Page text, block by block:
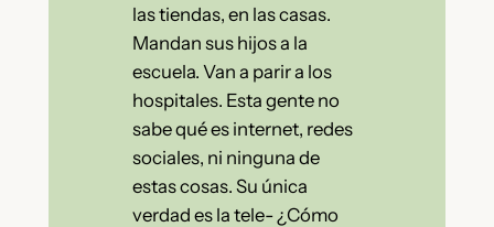
las tiendas, en las casas.
Mandan sus hijos a la
escuela. Van a parir a los
hospitales. Esta gente no
sabe qué es internet, redes
sociales, ni ninguna de
estas cosas. Su única
verdad es la tele- ¿Cómo